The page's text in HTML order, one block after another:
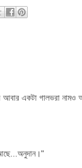
আবার একটা গালভরা
আছে...অনুদান।"